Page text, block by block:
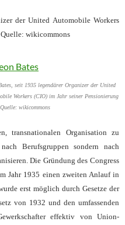
der United Automobile Workers
wikicommons
seit 1935 legendärer Organizer der United
Workers (CIO) im Jahr seiner Pensionierung
wikicommons
transnationalen Organisation zu
Berufsgruppen sondern nach
Die Gründung des Congress
Jahr 1935 einen zweiten Anlauf in
erst möglich durch Gesetze der
von 1932 und den umfassenden
effektiv von Union-